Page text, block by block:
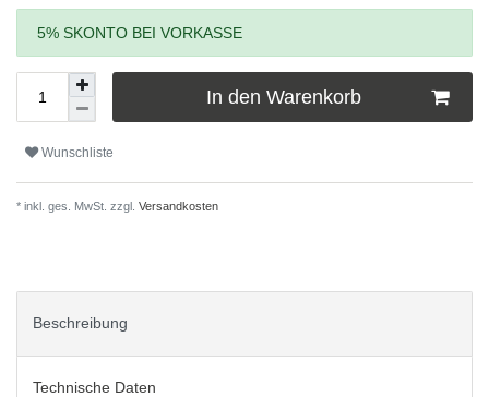
5% SKONTO BEI VORKASSE
In den Warenkorb
Wunschliste
* inkl. ges. MwSt. zzgl. Versandkosten
Beschreibung
Technische Daten